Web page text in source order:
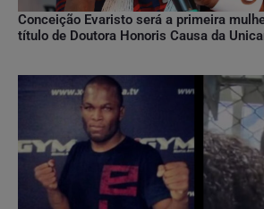
Conceição Evaristo será a primeira
título de Doutora Honoris Causa da